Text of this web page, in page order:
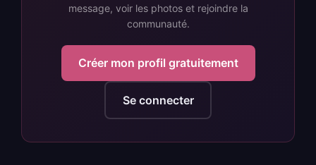
message, voir les photos et rejoindre la
communauté.
Créer mon profil gratuitement
Se connecter